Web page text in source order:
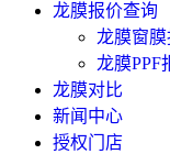
龙膜报价查询
龙膜窗
龙膜PPF
龙膜对比
新闻中心
授权门店